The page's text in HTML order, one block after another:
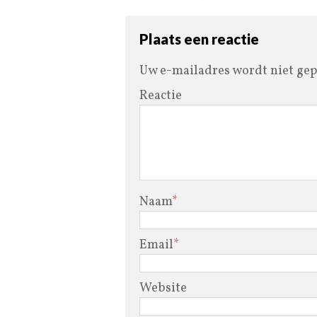
Plaats een reactie
Uw e-mailadres wordt niet
Reactie
Naam*
Email*
Website